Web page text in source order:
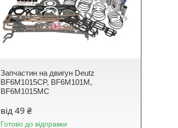
Запчастин на двигун Deutz
BF6M1015CP, BF6M101M,
BF6M1015MC
від 49 ₴
Готово до відправки